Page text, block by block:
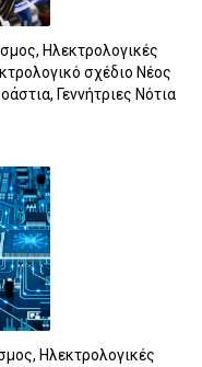
Ηλεκτρολογικές
σχέδιο Νέος
Γεννήτριες Νότια
Ηλεκτρολογικές